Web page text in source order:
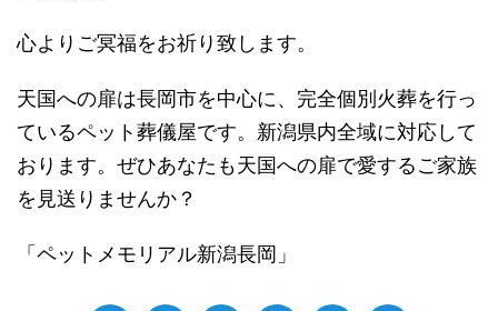
心よりご冥福をお祈り致します。
天国への扉は長岡市を中心に、完全個別火葬を行っ
ているペット葬儀屋です。新潟県内全域に対応して
おります。ぜひあなたも天国への扉で愛するご家族
を見送りませんか？
「ペットメモリアル新潟長岡」